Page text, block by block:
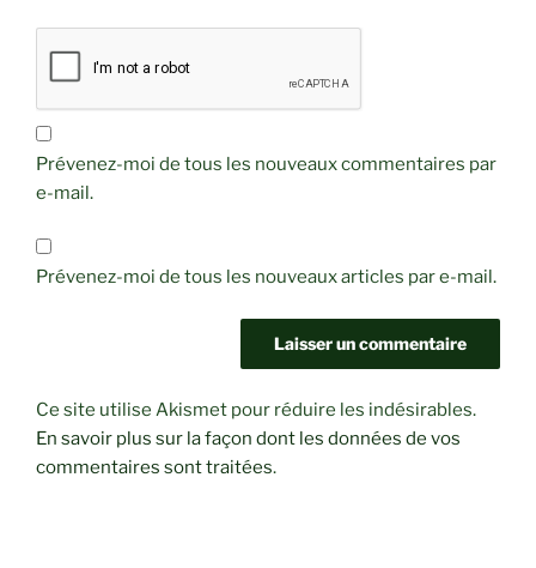
Prévenez-moi de tous les nouveaux commentaires par
e-mail.
Prévenez-moi de tous les nouveaux articles par e-mail.
Ce site utilise Akismet pour réduire les indésirables.
En savoir plus sur la façon dont les données de vos
commentaires sont traitées.